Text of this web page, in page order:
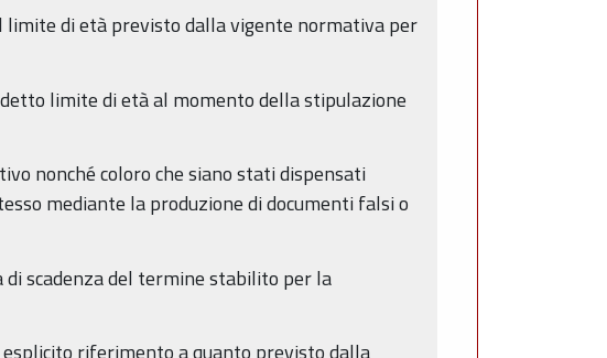
limite di età previsto dalla vigente normativa per
limite di età al momento della stipulazione
nonché coloro che siano stati dispensati
mediante la produzione di documenti falsi o
scadenza del termine stabilito per la